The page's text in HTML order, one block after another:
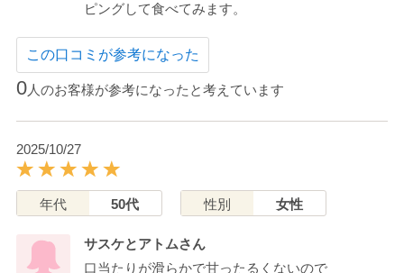
ピングして食べてみます。
この口コミが参考になった
0人のお客様が参考になったと考えています
2025/10/27
年代 50代 性別 女性
サスケとアトムさん
口当たりが滑らかで甘ったるくないので